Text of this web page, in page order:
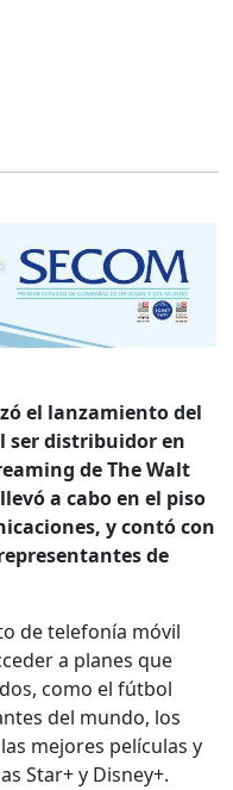
el lanzamiento del
ser distribuidor en
de The Walt
a cabo en el piso
y contó con
de
de telefonía móvil
a planes que
como el fútbol
del mundo, los
mejores películas y
Star+ y Disney+.